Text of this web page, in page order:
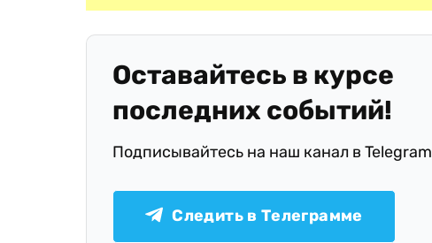
Оставайтесь в курсе
последних событий!
Подписывайтесь на наш канал в Telegram
Следить в Телеграмме